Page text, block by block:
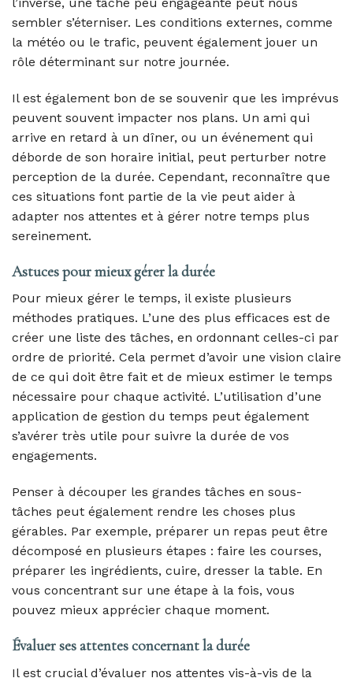
sembler s’éterniser. Les conditions externes, comme
la météo ou le trafic, peuvent également jouer un
rôle déterminant sur notre journée.
Il est également bon de se souvenir que les imprévus
peuvent souvent impacter nos plans. Un ami qui
arrive en retard à un dîner, ou un événement qui
déborde de son horaire initial, peut perturber notre
perception de la durée. Cependant, reconnaître que
ces situations font partie de la vie peut aider à
adapter nos attentes et à gérer notre temps plus
sereinement.
Astuces pour mieux gérer la durée
Pour mieux gérer le temps, il existe plusieurs
méthodes pratiques. L’une des plus efficaces est de
créer une liste des tâches, en ordonnant celles-ci par
ordre de priorité. Cela permet d’avoir une vision claire
de ce qui doit être fait et de mieux estimer le temps
nécessaire pour chaque activité. L’utilisation d’une
application de gestion du temps peut également
s’avérer très utile pour suivre la durée de vos
engagements.
Penser à découper les grandes tâches en sous-
tâches peut également rendre les choses plus
gérables. Par exemple, préparer un repas peut être
décomposé en plusieurs étapes : faire les courses,
préparer les ingrédients, cuire, dresser la table. En
vous concentrant sur une étape à la fois, vous
pouvez mieux apprécier chaque moment.
Évaluer ses attentes concernant la durée
Il est crucial d’évaluer nos attentes vis-à-vis de la